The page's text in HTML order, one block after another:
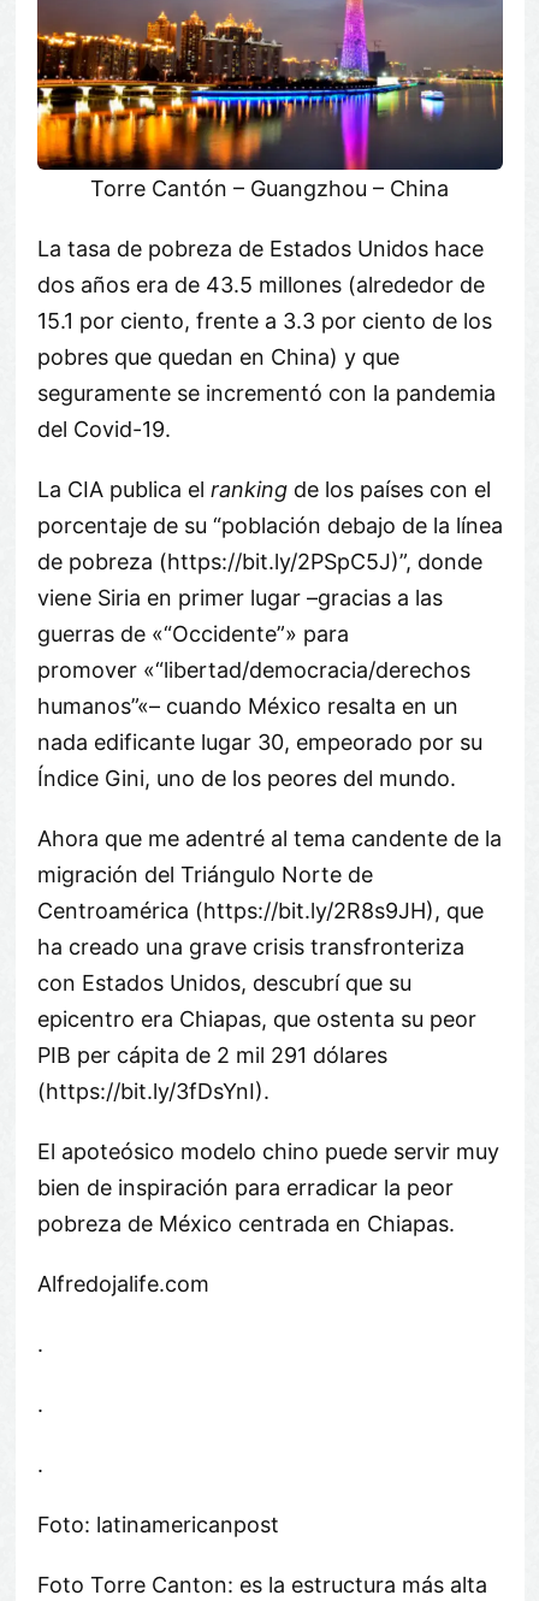
Torre Cantón – Guangzhou – China
La tasa de pobreza de Estados Unidos hace
dos años era de 43.5 millones (alrededor de
15.1 por ciento, frente a 3.3 por ciento de los
pobres que quedan en China) y que
seguramente se incrementó con la pandemia
del Covid-19.
La CIA publica el rankingde los países con el
porcentaje de su “población debajo de la línea
de pobreza (https://bit.ly/2PSpC5J)”, donde
viene Siria en primer lugar –gracias a las
guerras de « Occidente » para
promover « libertad/democracia/derechos
humanos «– cuando México resalta en un
nada edificante lugar 30, empeorado por su
Índice Gini, uno de los peores del mundo.
Ahora que me adentré al tema candente de la
migración del Triángulo Norte de
Centroamérica (https://bit.ly/2R8s9JH), que
ha creado una grave crisis transfronteriza
con Estados Unidos, descubrí que su
epicentro era Chiapas, que ostenta su peor
PIB per cápita de 2 mil 291 dólares
(https://bit.ly/3fDsYnI).
El apoteósico modelo chino puede servir muy
bien de inspiración para erradicar la peor
pobreza de México centrada en Chiapas.
Alfredojalife.com
.
.
.
Foto: latinamericanpost
Foto Torre Canton: es la estructura más alta